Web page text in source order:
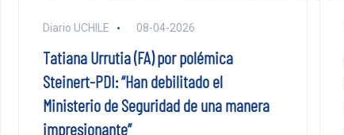
Diario UCHILE 08-04-2026
Tatiana Urrutia (FA) por polémica
Steinert-PDI: “Han debilitado el
Ministerio de Seguridad de una manera
impresionante”